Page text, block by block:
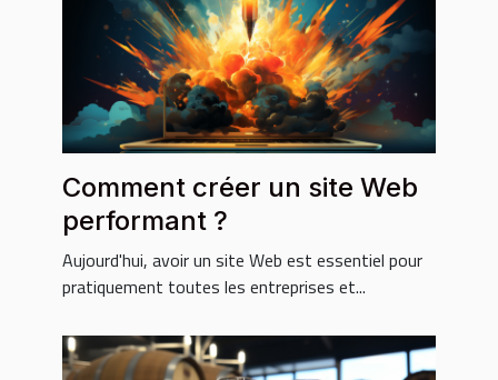
Comment créer un site Web
performant ?
Aujourd'hui, avoir un site Web est essentiel pour
pratiquement toutes les entreprises et...